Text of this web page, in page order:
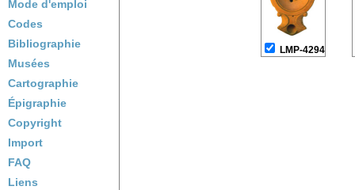
Mode d'emploi
Codes
Bibliographie
Musées
Cartographie
Épigraphie
Copyright
Import
FAQ
Liens
LMP-4294